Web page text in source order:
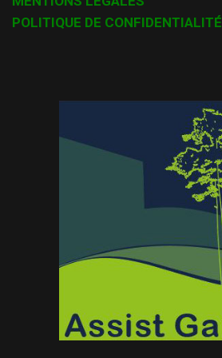
POLITIQUE DE CONFIDENTIALITÉ